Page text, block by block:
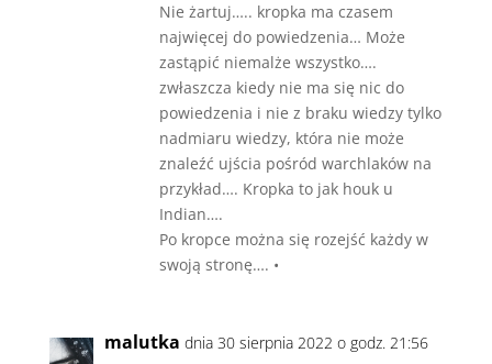
Nie żartuj….. kropka ma czasem
najwięcej do powiedzenia… Może
zastąpić niemalże wszystko….
zwłaszcza kiedy nie ma się nic do
powiedzenia i nie z braku wiedzy tylko
nadmiaru wiedzy, która nie może
znaleźć ujścia pośród warchlaków na
przykład…. Kropka to jak houk u
Indian….
Po kropce można się rozejść każdy w
swoją stronę…. •
malutka dnia 30 sierpnia 2022 o godz. 21:56